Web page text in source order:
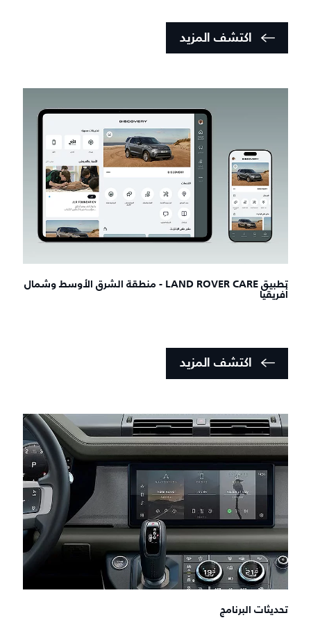
اكتشف المزيد
تطبيق LAND ROVER CARE - منطقة الشرق الأوسط وشمال
أفريقيا
اكتشف المزيد
تحديثات البرنامج